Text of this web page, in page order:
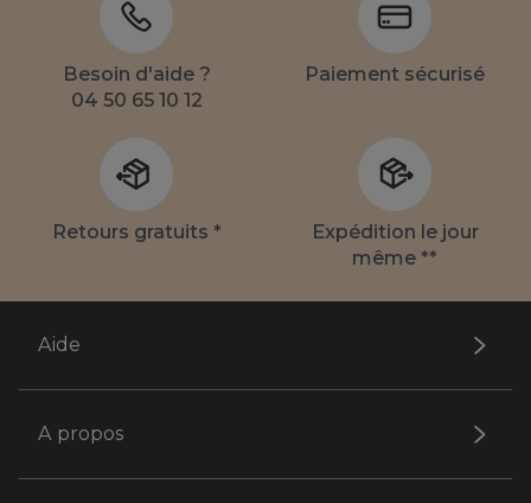
Besoin d'aide ?
04 50 65 10 12
Paiement sécurisé
Retours gratuits *
Expédition le jour
même **
Aide
A propos